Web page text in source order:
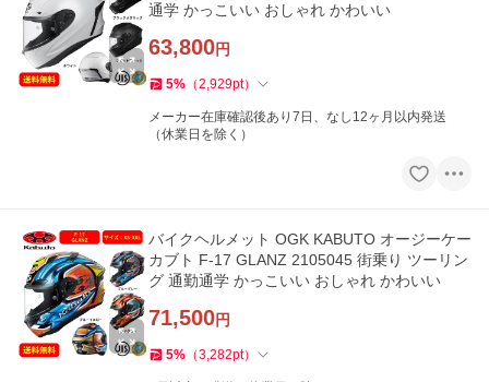
通学 かっこいい おしゃれ かわいい
63,800円
5% （2,929pt）
メーカー在庫確認後あり7日、なし12ヶ月以内発送
（休業日を除く）
バイクヘルメット OGK KABUTO オージーケー
カブト F-17 GLANZ 2105045 街乗り ツーリン
グ 通勤通学 かっこいい おしゃれ かわいい
71,500円
5% （3,282pt）